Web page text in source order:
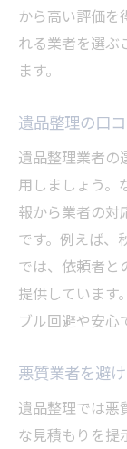
から高い評価を
れる業者を選ぶ
ます。
遺品整理の口
遺品整理業者の
用しましょう。
報から業者の対
です。例えば、
では、依頼者と
提供しています
ブル回避や安心
悪質業者を避
遺品整理では悪
な見積もりを提